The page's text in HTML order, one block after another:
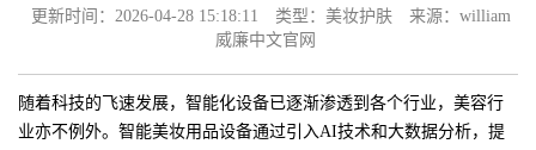
更新时间：2026-04-28 15:18:11 类型：美妆护肤
来源：william
威廉中文官网
随着科技的飞速发展，智能化设备已逐渐渗透到各个行业，美容行
业亦不例外。智能美妆用品设备通过引入AI技术和大数据分析，提